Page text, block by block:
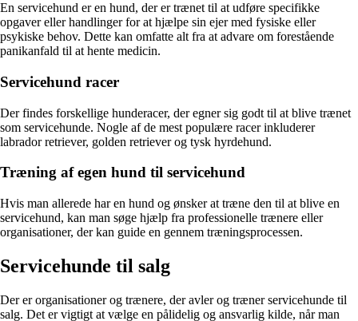
En servicehund er en hund, der er trænet til at udføre specifikke
opgaver eller handlinger for at hjælpe sin ejer med fysiske eller
psykiske behov. Dette kan omfatte alt fra at advare om forestående
panikanfald til at hente medicin.
Servicehund racer
Der findes forskellige hunderacer, der egner sig godt til at blive trænet
som servicehunde. Nogle af de mest populære racer inkluderer
labrador retriever, golden retriever og tysk hyrdehund.
Træning af egen hund til servicehund
Hvis man allerede har en hund og ønsker at træne den til at blive en
servicehund, kan man søge hjælp fra professionelle trænere eller
organisationer, der kan guide en gennem træningsprocessen.
Servicehunde til salg
Der er organisationer og trænere, der avler og træner servicehunde til
salg. Det er vigtigt at vælge en pålidelig og ansvarlig kilde, når man